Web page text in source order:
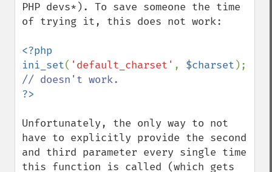
PHP devs*). To save someone the time
of trying it, this does not work:
<?php
ini_set( 'default_charset' , $charset
Unfortunately, the only way to not
have to explicitly provide the second
and third parameter every single time
this function is called (which gets